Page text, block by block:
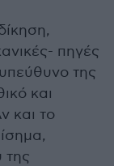
πηγές
της
και
και το
της